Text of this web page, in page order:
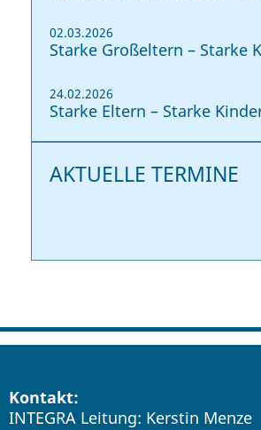
02.03.2026
Starke Großeltern – Starke
24.02.2026
Starke Eltern – Starke
AKTUELLE TERMINE
Kontakt:
INTEGRA Leitung: Kerstin Menze